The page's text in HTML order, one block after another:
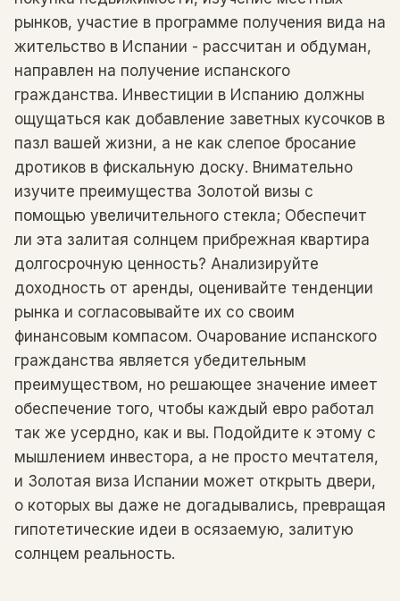
рынков, участие в программе получения вида на
жительство в Испании - рассчитан и обдуман,
направлен на получение испанского
гражданства. Инвестиции в Испанию должны
ощущаться как добавление заветных кусочков в
пазл вашей жизни, а не как слепое бросание
дротиков в фискальную доску. Внимательно
изучите преимущества Золотой визы с
помощью увеличительного стекла; Обеспечит
ли эта залитая солнцем прибрежная квартира
долгосрочную ценность? Анализируйте
доходность от аренды, оценивайте тенденции
рынка и согласовывайте их со своим
финансовым компасом. Очарование испанского
гражданства является убедительным
преимуществом, но решающее значение имеет
обеспечение того, чтобы каждый евро работал
так же усердно, как и вы. Подойдите к этому с
мышлением инвестора, а не просто мечтателя,
и Золотая виза Испании может открыть двери,
о которых вы даже не догадывались, превращая
гипотетические идеи в осязаемую, залитую
солнцем реальность.